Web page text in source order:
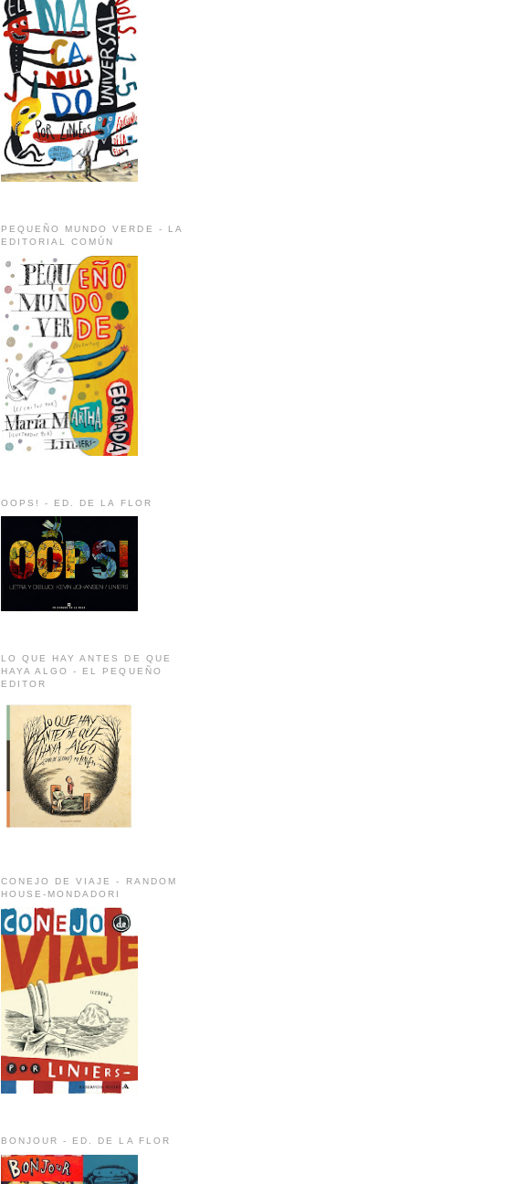
PEQUEÑO MUNDO VERDE - LA
EDITORIAL COMÚN
OOPS! - ED. DE LA FLOR
LO QUE HAY ANTES DE QUE
HAYA ALGO - EL PEQUEÑO
EDITOR
CONEJO DE VIAJE - RANDOM
HOUSE-MONDADORI
BONJOUR - ED. DE LA FLOR